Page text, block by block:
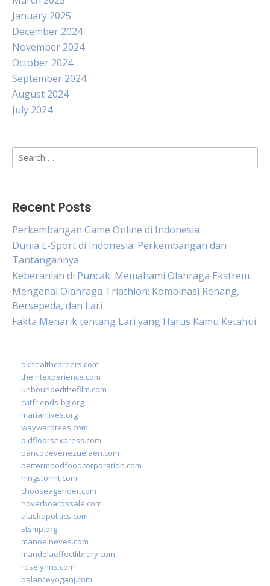
January 2025
December 2024
November 2024
October 2024
September 2024
August 2024
July 2024
Search
for:
Recent Posts
Perkembangan Game Online di Indonesia
Dunia E-Sport di Indonesia: Perkembangan dan
Tantangannya
Keberanian di Puncak: Memahami Olahraga Ekstrem
Mengenal Olahraga Triathlon: Kombinasi Renang,
Bersepeda, dan Lari
Fakta Menarik tentang Lari yang Harus Kamu Ketahui
okhealthcareers.com
theintexperience.com
unboundedthefilm.com
catfriends-bg.org
marianlives.org
waywardtees.com
pidfloorsexpress.com
bancodevenezuelaen.com
bettermoodfoodcorporation.com
hingstonnt.com
chooseagender.com
hoverboardssale.com
alaskapolitics.com
stsmp.org
manoelneves.com
mandelaeffectlibrary.com
roselynns.com
balanceyoganj.com